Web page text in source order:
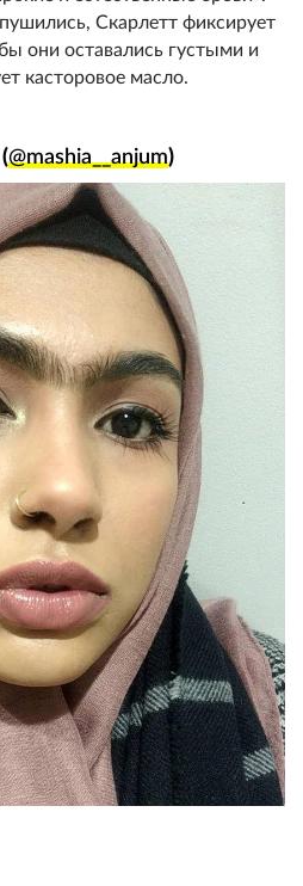
Скарлетт фиксирует
они оставались густыми и
касторовое масло.
@mashia__anjum)